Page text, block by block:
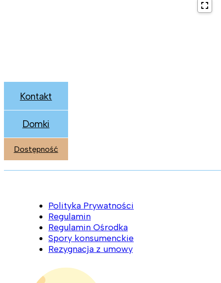
Kontakt
Domki
Dostępność
Polityka Prywatności
Regulamin
Regulamin Ośrodka
Spory konsumenckie
Rezygnacja z umowy